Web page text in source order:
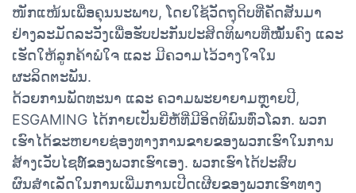
ໜັກແໜ້ນເພື່ອຄຸນນະພາບ, ໂດຍໃຊ້ວັດຖຸດິບທີ່ຄັດສັນມາ
ຢ່າງລະມັດລະວັງເພື່ອຮັບປະກັນປະສິດທິພາບທີ່ໝັ້ນຄົງ ແລະ
ເຮັດໃຫ້ລູກຄ້າພໍໃຈ ແລະ ມີຄວາມໄວ້ວາງໃຈໃນ
ຜະລິດຕະພັນ.
ດ້ວຍການພັດທະນາ ແລະ ຄວາມພະຍາຍາມຫຼາຍປີ,
ESGAMING ໄດ້ກາຍເປັນຍີ່ຫໍ້ທີ່ມີອິດທິພົນທົ່ວໂລກ. ພວກ
ເຮົາໄດ້ຂະຫຍາຍຊ່ອງທາງການຂາຍຂອງພວກເຮົາໃນການ
ສ້າງເວັບໄຊທ໌ຂອງພວກເຮົາເອງ. ພວກເຮົາໄດ້ປະສົບ
ຜົນສຳເລັດໃນການເພີ່ມການເປີດເຜີຍຂອງພວກເຮົາທາງ